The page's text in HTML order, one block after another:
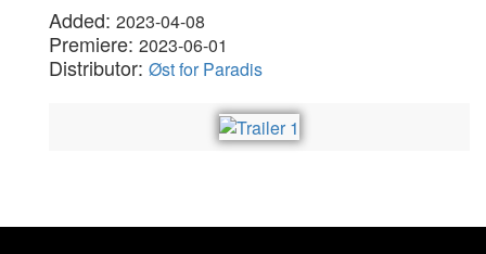
Added: 2023-04-08
Premiere: 2023-06-01
Distributor: Øst for Paradis